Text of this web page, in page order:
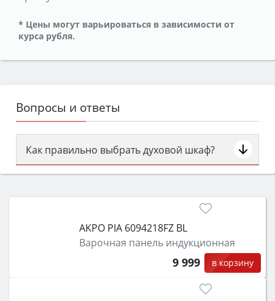
* Цены могут варьироваться в зависимости от
курса рубля.
Вопросы и ответы
Как правильно выбрать духовой шкаф?
Сначала определитесь с типом (газовый или
затем смотрите на объём 50–70 л для семьи,
функции (конвекция, гриль, самоочистка,
защита от детей).
AKPO PIA 6094218FZ BL
Варочная панель индукционная
9 999 в корзину